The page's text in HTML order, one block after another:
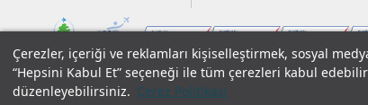
Çerezler, içeriği ve reklamları kişiselleştirmek, sosyal
“Hepsini Kabul Et” seçeneği ile tüm çerezleri kabul
düzenleyebilirsiniz. Çerez Politikası
Yasal Uyarılar Çerez Politikamız